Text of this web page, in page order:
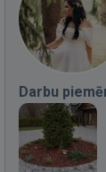
Darbu